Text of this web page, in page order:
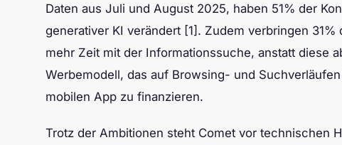
Daten aus Juli und August 2025, haben 51% der
generativer KI verändert [1]. Zudem verbringen
mehr Zeit mit der Informationssuche, anstatt diese
Werbemodell, das auf Browsing- und
mobilen App zu finanzieren.
Trotz der Ambitionen steht Comet vor technischen